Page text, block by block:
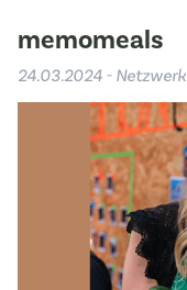
memomeals
24.03.2024 - Netzwerk